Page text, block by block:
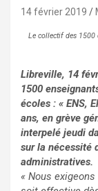
14 février 2019
Le collectif des 1500
Libreville, 14
1500
écoles : « ENS,
ans, en grève
interpelé jeudi
sur la nécessité
administratives.
« Nous